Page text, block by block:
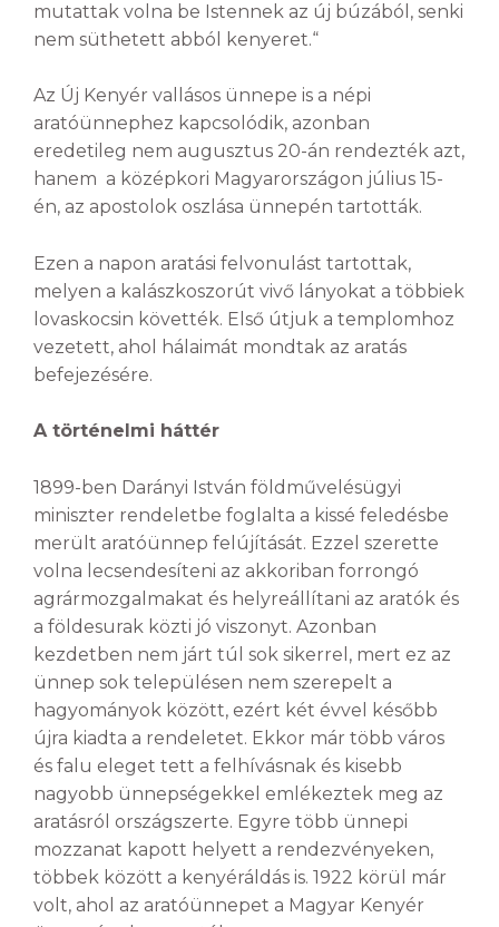
mutattak volna be Istennek az új búzából, senki
nem süthetett abból kenyeret.“
Az Új Kenyér vallásos ünnepe is a népi
aratóünnephez kapcsolódik, azonban
eredetileg nem augusztus 20-án rendezték azt,
hanem a középkori Magyarországon július 15-
én, az apostolok oszlása ünnepén tartották.
Ezen a napon aratási felvonulást tartottak,
melyen a kalászkoszorút vivő lányokat a többiek
lovaskocsin követték. Első útjuk a templomhoz
vezetett, ahol hálaimát mondtak az aratás
befejezésére.
A történelmi háttér
1899-ben Darányi István földművelésügyi
miniszter rendeletbe foglalta a kissé feledésbe
merült aratóünnep felújítását. Ezzel szerette
volna lecsendesíteni az akkoriban forrongó
agrármozgalmakat és helyreállítani az aratók és
a földesurak közti jó viszonyt. Azonban
kezdetben nem járt túl sok sikerrel, mert ez az
ünnep sok településen nem szerepelt a
hagyományok között, ezért két évvel később
újra kiadta a rendeletet. Ekkor már több város
és falu eleget tett a felhívásnak és kisebb
nagyobb ünnepségekkel emlékeztek meg az
aratásról országszerte. Egyre több ünnepi
mozzanat kapott helyett a rendezvényeken,
többek között a kenyéráldás is. 1922 körül már
volt, ahol az aratóünnepet a Magyar Kenyér